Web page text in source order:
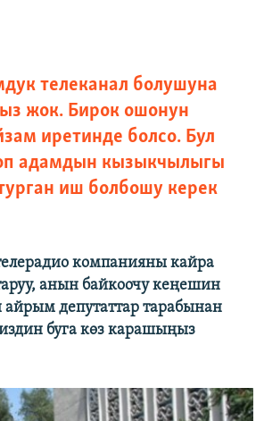
телеканал болушуна
жок. Бирок ошонун
иретинде болсо. Бул
адамдын кызыкчылыгы
иш болбошу керек
компанияны кайра
анын байкоочу кеңешин
айрым депутаттар тарабынан
буга көз карашыңыз